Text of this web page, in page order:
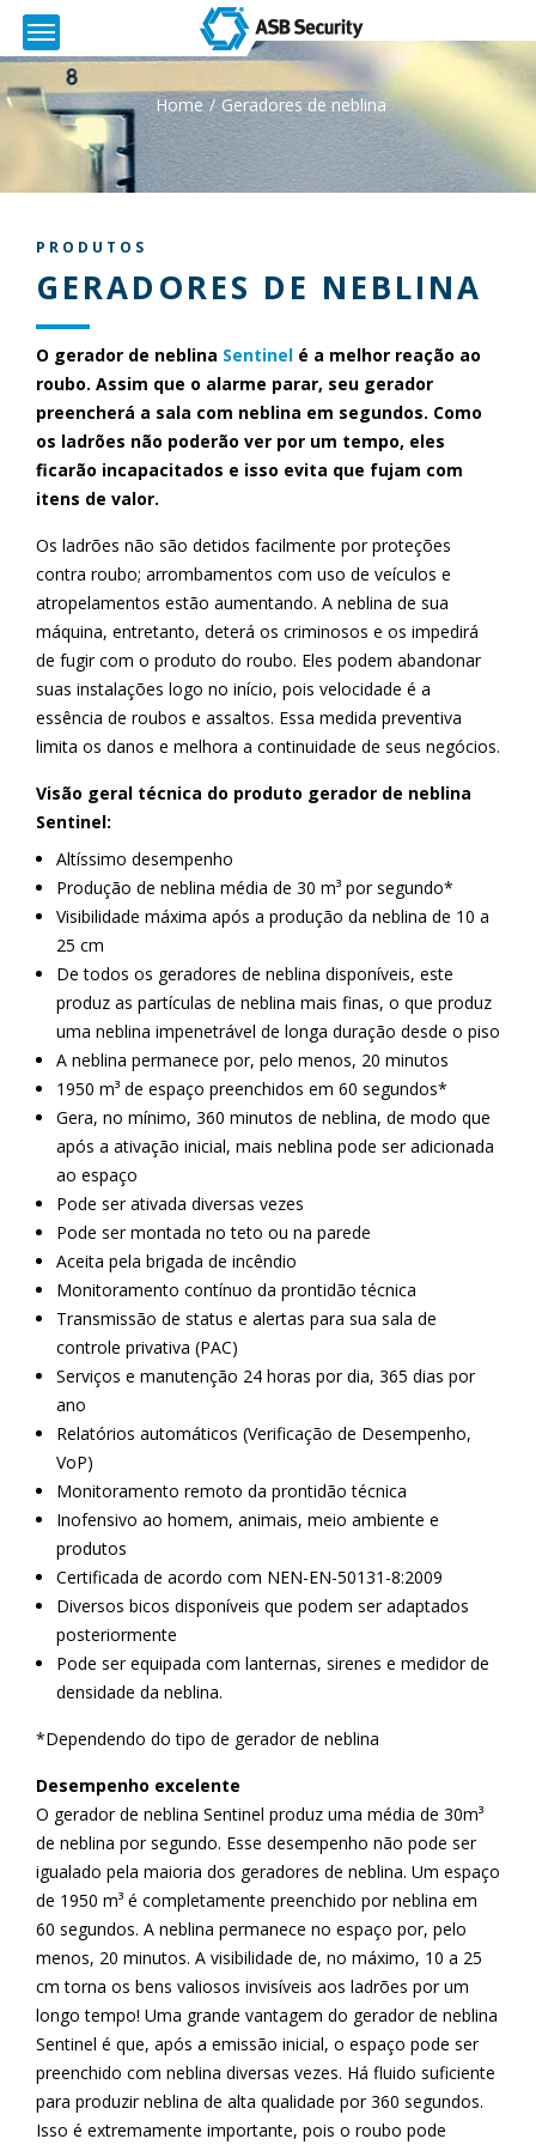
Home Geradores de neblina
PRODUTOS
GERADORES DE NEBLINA
O gerador de neblina Sentinel é a melhor reação ao
roubo. Assim que o alarme parar, seu gerador
preencherá a sala com neblina em segundos. Como
os ladrões não poderão ver por um tempo, eles
ficarão incapacitados e isso evita que fujam com
itens de valor.
Os ladrões não são detidos facilmente por proteções
contra roubo; arrombamentos com uso de veículos e
atropelamentos estão aumentando. A neblina de sua
máquina, entretanto, deterá os criminosos e os impedirá
de fugir com o produto do roubo. Eles podem abandonar
suas instalações logo no início, pois velocidade é a
essência de roubos e assaltos. Essa medida preventiva
limita os danos e melhora a continuidade de seus negócios.
Visão geral técnica do produto gerador de neblina
Sentinel:
Altíssimo desempenho
Produção de neblina média de 30 m³ por segundo*
Visibilidade máxima após a produção da neblina de 10 a
25 cm
De todos os geradores de neblina disponíveis, este
produz as partículas de neblina mais finas, o que produz
uma neblina impenetrável de longa duração desde o piso
A neblina permanece por, pelo menos, 20 minutos
1950 m³ de espaço preenchidos em 60 segundos*
Gera, no mínimo, 360 minutos de neblina, de modo que
após a ativação inicial, mais neblina pode ser adicionada
ao espaço
Pode ser ativada diversas vezes
Pode ser montada no teto ou na parede
Aceita pela brigada de incêndio
Monitoramento contínuo da prontidão técnica
Transmissão de status e alertas para sua sala de
controle privativa (PAC)
Serviços e manutenção 24 horas por dia, 365 dias por
ano
Relatórios automáticos (Verificação de Desempenho,
VoP)
Monitoramento remoto da prontidão técnica
Inofensivo ao homem, animais, meio ambiente e
produtos
Certificada de acordo com NEN-EN-50131-8:2009
Diversos bicos disponíveis que podem ser adaptados
posteriormente
Pode ser equipada com lanternas, sirenes e medidor de
densidade da neblina.
*Dependendo do tipo de gerador de neblina
Desempenho excelente
O gerador de neblina Sentinel produz uma média de 30m³
de neblina por segundo. Esse desempenho não pode ser
igualado pela maioria dos geradores de neblina. Um espaço
de 1950 m³ é completamente preenchido por neblina em
60 segundos. A neblina permanece no espaço por, pelo
menos, 20 minutos. A visibilidade de, no máximo, 10 a 25
cm torna os bens valiosos invisíveis aos ladrões por um
longo tempo! Uma grande vantagem do gerador de neblina
Sentinel é que, após a emissão inicial, o espaço pode ser
preenchido com neblina diversas vezes. Há fluido suficiente
para produzir neblina de alta qualidade por 360 segundos.
Isso é extremamente importante, pois o roubo pode